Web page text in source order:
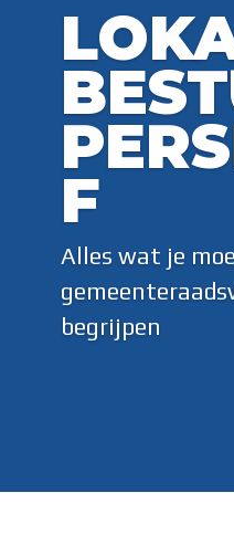
F
Alles wat je
begrijpen